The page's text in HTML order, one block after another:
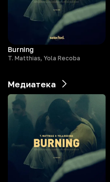
Burning
T. Matthias, Yola Recoba
Медиатека